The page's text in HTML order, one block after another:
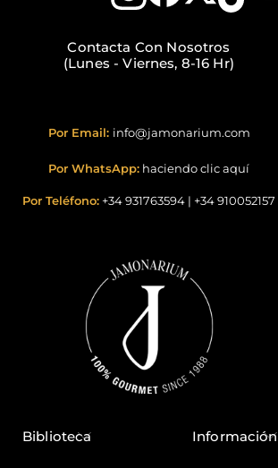
Contacta Con Nosotros
(Lunes - Viernes, 8-16 Hr)
Por Email: info@jamonarium.com
Por WhatsApp: haciendo clic aquí
Por Teléfono: +34 931763594 | +34 910052157
Biblioteca Información